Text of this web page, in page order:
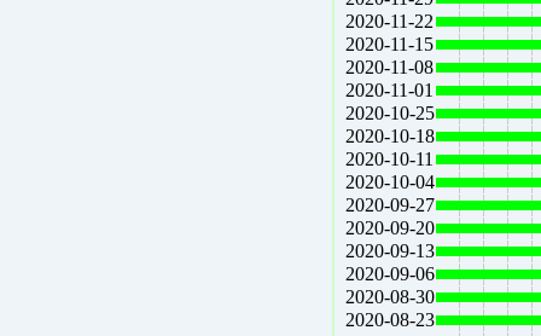
2020-11-22
2020-11-15
2020-11-08
2020-11-01
2020-10-25
2020-10-18
2020-10-11
2020-10-04
2020-09-27
2020-09-20
2020-09-13
2020-09-06
2020-08-30
2020-08-23